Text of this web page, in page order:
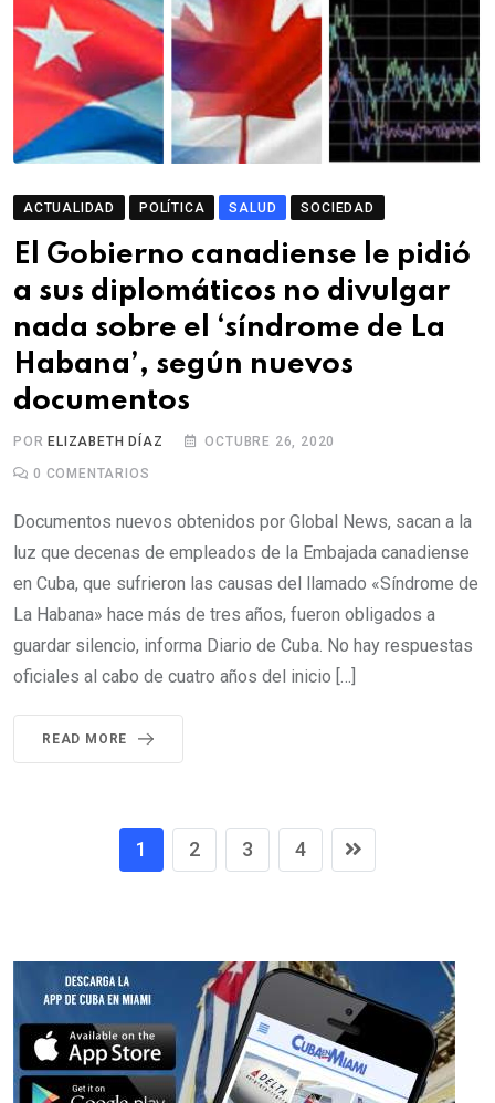
ACTUALIDAD POLÍTICA SALUD SOCIEDAD
El Gobierno canadiense le pidió
a sus diplomáticos no divulgar
nada sobre el ‘síndrome de La
Habana’, según nuevos
documentos
POR ELIZABETH DÍAZ OCTUBRE 26, 2020
0 COMENTARIOS
Documentos nuevos obtenidos por Global News, sacan a la
luz que decenas de empleados de la Embajada canadiense
en Cuba, que sufrieron las causas del llamado «Síndrome de
La Habana» hace más de tres años, fueron obligados a
guardar silencio, informa Diario de Cuba. No hay respuestas
oficiales al cabo de cuatro años del inicio […]
READ MORE
1 2 3 4